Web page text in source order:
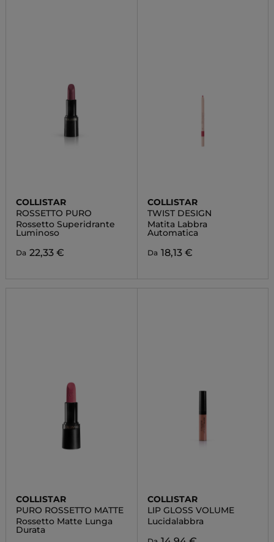
COLLISTAR
ROSSETTO PURO
Rossetto Superidrante
Luminoso
Da 22,33 €
COLLISTAR
TWIST DESIGN
Matita Labbra
Automatica
Da 18,13 €
COLLISTAR
PURO ROSSETTO MATTE
Rossetto Matte Lunga
Durata
COLLISTAR
LIP GLOSS VOLUME
Lucidalabbra